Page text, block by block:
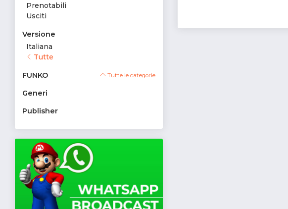
Prenotabili
Usciti
Versione
Italiana
Tutte
FUNKO Tutte le categorie
Generi
Publisher